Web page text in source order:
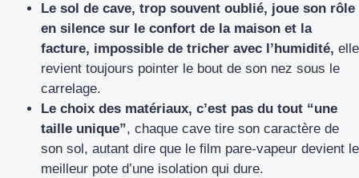
Le sol de cave, trop souvent oublié, joue son rôle
en silence sur le confort de la maison et la
facture, impossible de tricher avec l’humidité, elle
revient toujours pointer le bout de son nez sous le
carrelage.
Le choix des matériaux, c’est pas du tout “une
taille unique”, chaque cave tire son caractère de
son sol, autant dire que le film pare-vapeur devient le
meilleur pote d’une isolation qui dure.